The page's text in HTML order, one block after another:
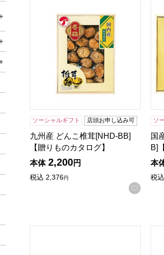
ソーシャルギフト 店頭お申し込み可
九州産 どんこ椎茸[NHD-BB]
【贈りものカタログ】
本体 2,200円
税込 2,376円
お気に
ソ
国
B]
本
税込
詳細を開く
詳細を開く
詳細を開く